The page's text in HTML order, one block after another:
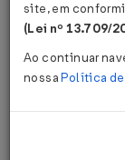
Página Inicial
site, em
(Lei nº 13.709/
Ao continuar
nossaPolítica